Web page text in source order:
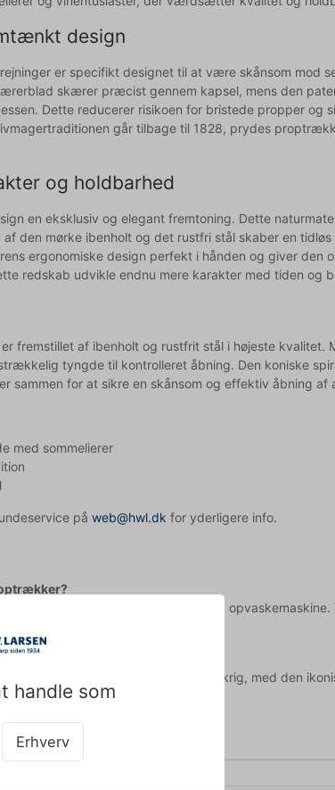
handle som
Erhverv
design
er specifikt designet til at være skånsom mod
skærer præcist gennem kapsel, mens den
Dette reducerer risikoen for bristede propper og
går tilbage til 1828, prydes
og holdbarhed
en eksklusiv og elegant fremtoning. Dette
den mørke ibenholt og det rustfri stål skaber en
ergonomiske design perfekt i hånden og giver den
redskab udvikle endnu mere karakter med tiden og
fremstillet af ibenholt og rustfrit stål i højeste
tyngde til kontrolleret åbning. Den koniske
sammen for at sikre en skånsom og effektiv åbning af
med sommelierer
på web@hwl.dk for yderligere info.
den grundigt efter brug, og undgå
håndlavet i Laguiole, Frankrig, med den
forbehold for fejl.